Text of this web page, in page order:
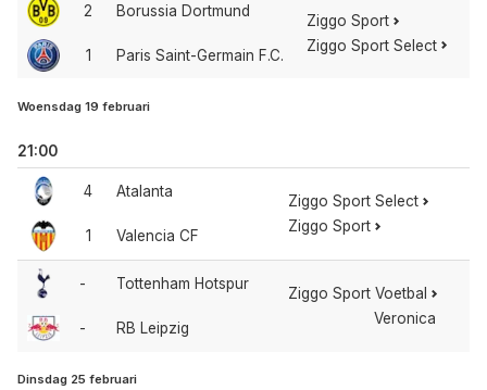
2
1
Borussia Dortmund
Paris Saint-Germain F.C.
Ziggo Sport
Ziggo Sport Select
Woensdag 19 februari
21:00
4
1
Atalanta
Valencia CF
Ziggo Sport Select
Ziggo Sport
-
-
Tottenham Hotspur
RB Leipzig
Ziggo Sport Voetbal
Veronica
Dinsdag 25 februari